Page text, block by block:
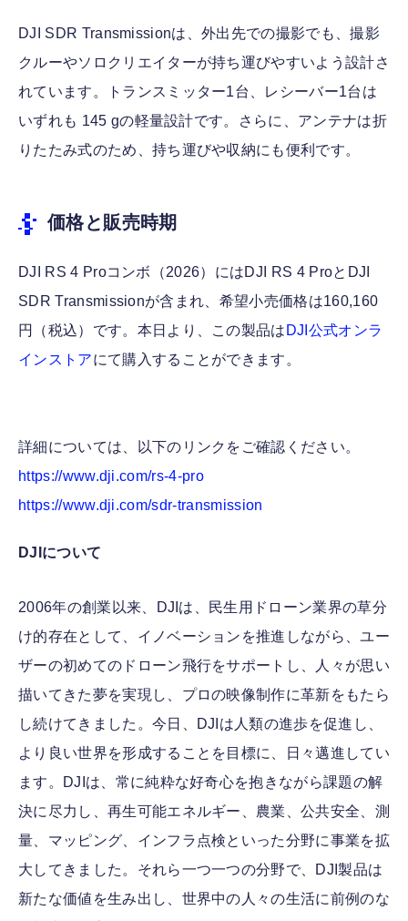
DJI SDR Transmissionは、外出先での撮影でも、撮影
クルーやソロクリエイターが持ち運びやすいよう設計さ
れています。トランスミッター1台、レシーバー1台は
いずれも 145 gの軽量設計です。さらに、アンテナは折
りたたみ式のため、持ち運びや収納にも便利です。
価格と販売時期
DJI RS 4 Proコンボ（2026）にはDJI RS 4 ProとDJI
SDR Transmissionが含まれ、希望小売価格は160,160
円（税込）です。本日より、この製品は DJI公式オンラ
インストアにて購入することができます。
詳細については、以下のリンクをご確認ください。
https://www.dji.com/rs-4-pro
https://www.dji.com/sdr-transmission
DJIについて
2006年の創業以来、DJIは、民生用ドローン業界の草分
け的存在として、イノベーションを推進しながら、ユー
ザーの初めてのドローン飛行をサポートし、人々が思い
描いてきた夢を実現し、プロの映像制作に革新をもたら
し続けてきました。今日、DJIは人類の進歩を促進し、
より良い世界を形成することを目標に、日々邁進してい
ます。DJIは、常に純粋な好奇心を抱きながら課題の解
決に尽力し、再生可能エネルギー、農業、公共安全、測
量、マッピング、インフラ点検といった分野に事業を拡
大してきました。それら一つ一つの分野で、DJI製品は
新たな価値を生み出し、世界中の人々の生活に前例のな